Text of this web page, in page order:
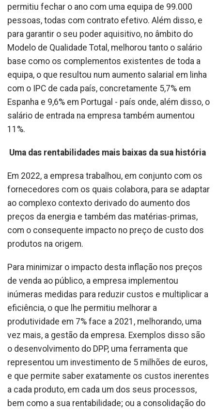
permitiu fechar o ano com uma equipa de 99.000
pessoas, todas com contrato efetivo. Além disso, e
para garantir o seu poder aquisitivo, no âmbito do
Modelo de Qualidade Total, melhorou tanto o salário
base como os complementos existentes de toda a
equipa, o que resultou num aumento salarial em linha
com o IPC de cada país, concretamente 5,7% em
Espanha e 9,6% em Portugal - país onde, além disso, o
salário de entrada na empresa também aumentou
11%.
Uma das rentabilidades mais baixas da sua história
Em 2022, a empresa trabalhou, em conjunto com os
fornecedores com os quais colabora, para se adaptar
ao complexo contexto derivado do aumento dos
preços da energia e também das matérias-primas,
com o consequente impacto no preço de custo dos
produtos na origem.
Para minimizar o impacto desta inflação nos preços
de venda ao público, a empresa implementou
inúmeras medidas para reduzir custos e multiplicar a
eficiência, o que lhe permitiu melhorar a
produtividade em 7% face a 2021, melhorando, uma
vez mais, a gestão da empresa. Exemplos disso são
o desenvolvimento do DPP, uma ferramenta que
representou um investimento de 5 milhões de euros,
e que permite saber exatamente os custos inerentes
a cada produto, em cada um dos seus processos,
bem como a sua rentabilidade; ou a consolidação do